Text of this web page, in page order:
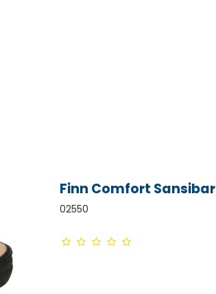
Finn Comfort Sansibar
02550